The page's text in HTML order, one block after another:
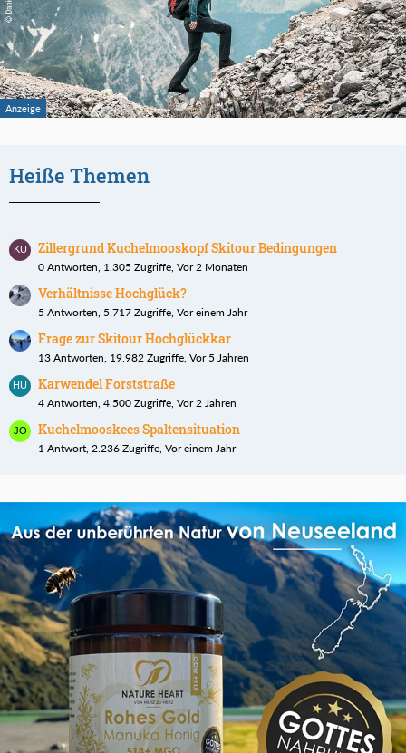
Heiße Themen
Zillergrund Kuchelmooskopf Skitour Bedingungen
0 Antworten, 1.305 Zugriffe, Vor 2 Monaten
Verhältnisse Hochglück?
5 Antworten, 5.717 Zugriffe, Vor einem Jahr
Frage zur Skitour Hochglückkar
13 Antworten, 19.982 Zugriffe, Vor 5 Jahren
Karwendel Forststraße
4 Antworten, 4.500 Zugriffe, Vor 2 Jahren
Kuchelmooskees Spaltensituation
1 Antwort, 2.236 Zugriffe, Vor einem Jahr